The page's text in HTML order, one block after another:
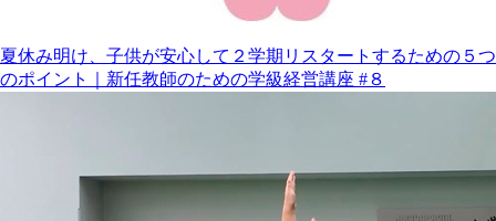
夏休み明け、子供が安心して２学期リスタートするための５つ
のポイント｜新任教師のための学級経営講座 #８